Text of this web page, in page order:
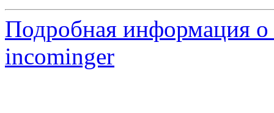
Подробная информация о
incominger